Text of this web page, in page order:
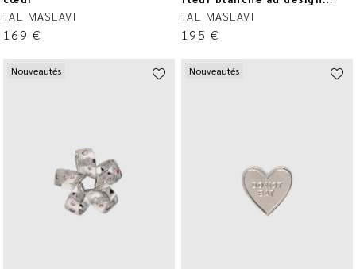
TAL MASLAVI
169 €
circulaire
TAL MASLAVI
195 €
Nouveautés Nouveautés